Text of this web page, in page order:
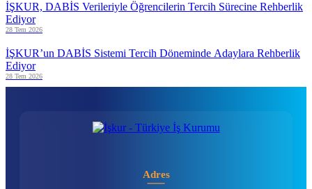
İŞKUR, DABİS Verileriyle Öğrencilerin Tercih Sürecine Rehberlik
Ediyor
28 Tem 2026
İŞKUR’un DABİS Sistemi Tercih Döneminde Adaylara Rehberlik
Ediyor
28 Tem 2026
Adres